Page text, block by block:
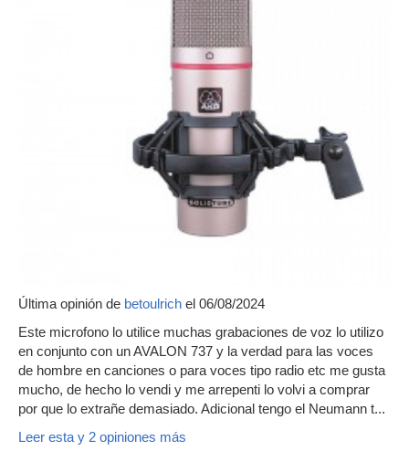
Última opinión de betoulrich el 06/08/2024
Este microfono lo utilice muchas grabaciones de voz lo utilizo
en conjunto con un AVALON 737 y la verdad para las voces
de hombre en canciones o para voces tipo radio etc me gusta
mucho, de hecho lo vendi y me arrepenti lo volvi a comprar
por que lo extrañe demasiado. Adicional tengo el Neumann t...
Leer esta y 2 opiniones más